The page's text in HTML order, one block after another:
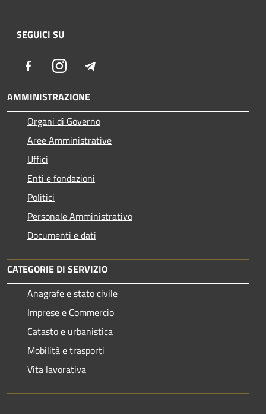
SEGUICI SU
FacebookInstagram
AMMINISTRAZIONE
Organi di Governo
Aree Amministrative
Uffici
Enti e fondazioni
Politici
Personale Amministrativo
Documenti e dati
CATEGORIE DI SERVIZIO
Anagrafe e stato civile
Imprese e Commercio
Catasto e urbanistica
Mobilità e trasporti
Vita lavorativa